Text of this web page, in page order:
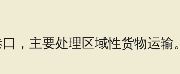
，主要处理区域性货物运输。